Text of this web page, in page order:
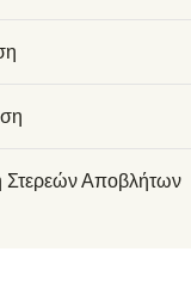
Στερεών Αποβλήτων